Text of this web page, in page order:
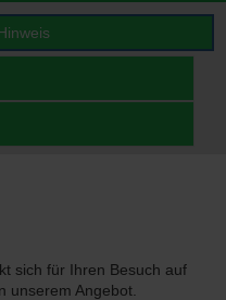
sich für Ihren Besuch auf
unserem Angebot.